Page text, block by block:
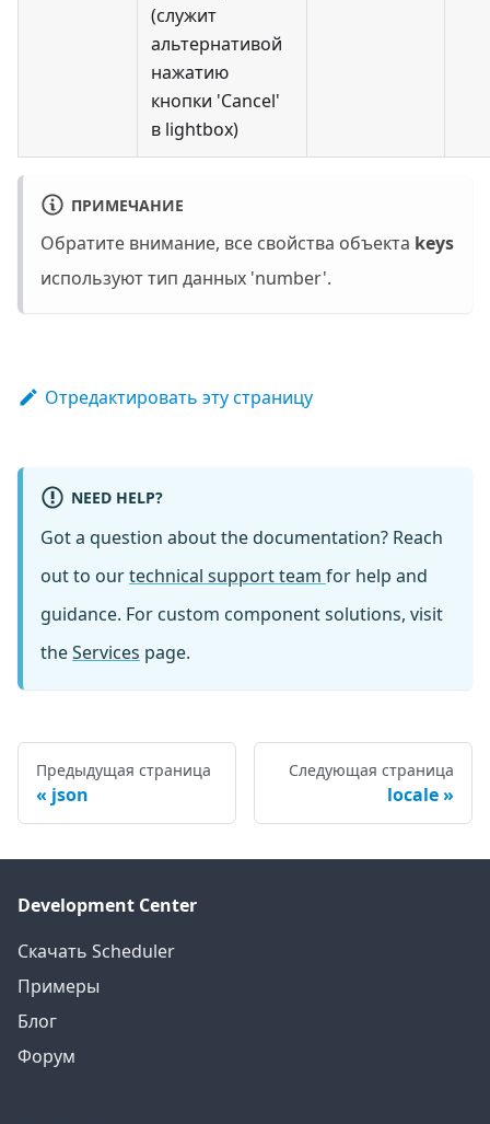
(служит
альтернативой
нажатию
кнопки 'Cancel'
в lightbox)
ПРИМЕЧАНИЕ
Обратите внимание, все свойства объекта keys
используют тип данных 'number'.
Отредактировать эту страницу
NEED HELP?
Got a question about the documentation? Reach
out to ourtechnical support team for help and
guidance. For custom component solutions, visit
theServices page.
Предыдущая страница
json
Следующая страница
locale
Development Center
Скачать Scheduler
Примеры
Блог
Форум